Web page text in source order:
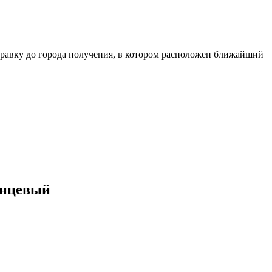
до города получения, в котором расположен ближайший